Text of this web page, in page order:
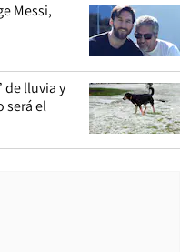
Messi,
de lluvia y
será el